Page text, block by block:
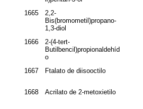
1665
2,2-
Bis(bromometil)propano-
1,3-diol
1666 2-(4-tert-
Butilbencil)propionaldehíd
o
1667 Ftalato de diisooctilo
1668
Acrilato de 2-metoxietilo